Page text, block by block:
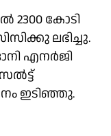
കോടി
ലഭിച്ചു.
എനർജി
ഇടിഞ്ഞു.